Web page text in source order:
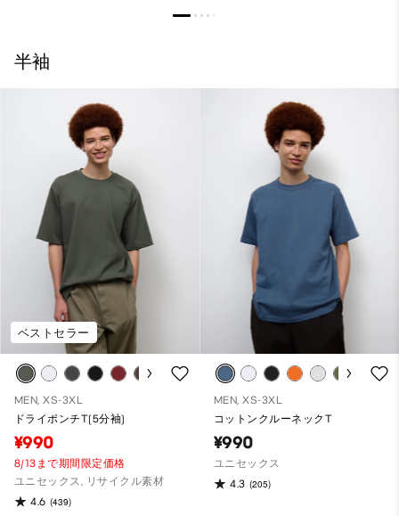
半袖
ベストセラー
MEN, XS-3XL
ドライポンチT(5分袖)
¥990
8/13まで期間限定価格
ユニセックス, リサイクル素材
4.6 (439)
MEN, XS-3XL
コットンクルーネックT
¥990
ユニセックス
4.3 (205)